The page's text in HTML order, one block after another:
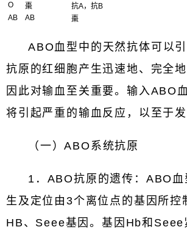
O
棗
抗A，抗B
AB
AB 棗
ABO血型中的天然抗体可以
抗原的红细胞产生迅速地、完全地
因此对输血至关重要。输入ABO
将引起严重的输血反应，以至于发
（一）ABO系统抗原
1．ABO抗原的遗传：ABO血
生及定位由3个离位点的基因所控
HB、Seee基因。基因Hb和Seee